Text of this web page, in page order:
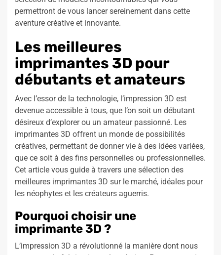
permettront de vous lancer sereinement dans cette
aventure créative et innovante.
Les meilleures
imprimantes 3D pour
débutants et amateurs
Avec l’essor de la technologie, l’impression 3D est
devenue accessible à tous, que l’on soit un débutant
désireux d’explorer ou un amateur passionné. Les
imprimantes 3D offrent un monde de possibilités
créatives, permettant de donner vie à des idées variées,
que ce soit à des fins personnelles ou professionnelles.
Cet article vous guide à travers une sélection des
meilleures imprimantes 3D sur le marché, idéales pour
les néophytes et les créateurs aguerris.
Pourquoi choisir une
imprimante 3D ?
L’impression 3D a révolutionné la manière dont nous